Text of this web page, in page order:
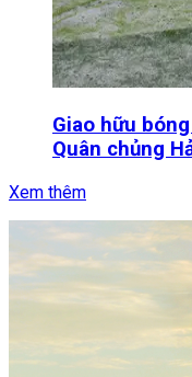
Giao hữu
Quân chủng
Xem thêm